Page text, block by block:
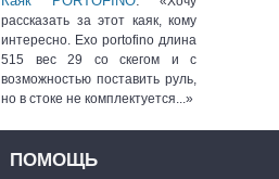
рассказать за этот каяк, кому
интересно. Exo portofino длина
515 вес 29 со скегом и с
возможностью поставить руль,
но в стоке не комплектуется...»
ПОМОЩЬ